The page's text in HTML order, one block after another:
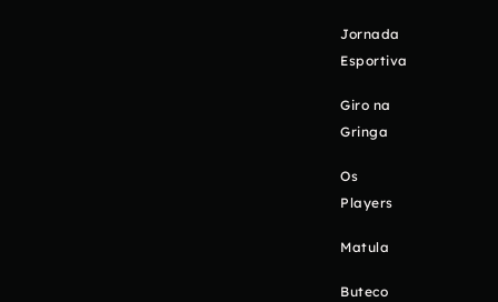
Jornada
Esportiva
Giro na
Gringa
Os
Players
Matula
Buteco